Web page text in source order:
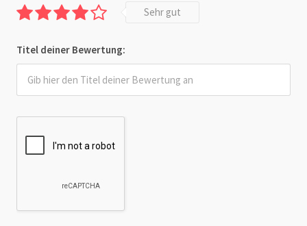
Sehr gut
Titel deiner Bewertung: